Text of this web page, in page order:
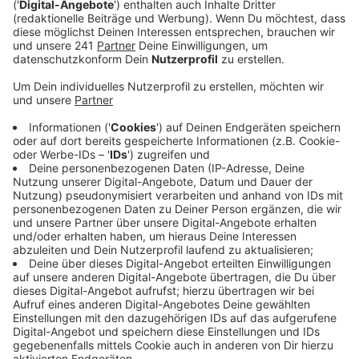
Ein bekanntes Medikament
Anzeige
Viagra gehört zu den bekanntesten Medikamenten
weltweit. Kaum ein anderer Name ist so präsent –
vielleicht noch Paracetamol. Seit seiner Zulassung hat
es einen festen Platz in der Medizin.
Anzeige
Bitte nicht verwechseln
Anzeige